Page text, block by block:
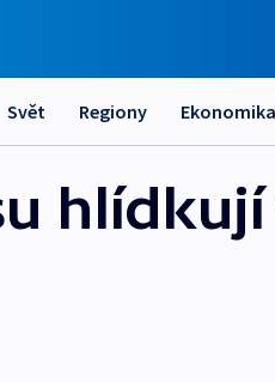
Svět Regiony Ekonomika